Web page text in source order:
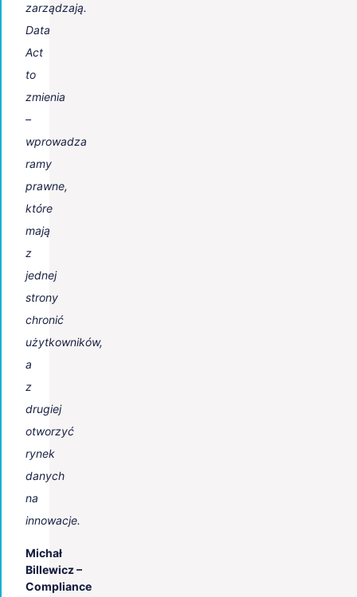
zarządzają.
Data
Act
to
zmienia
–
wprowadza
ramy
prawne,
które
mają
z
jednej
strony
chronić
użytkowników,
a
z
drugiej
otworzyć
rynek
danych
na
innowacje.
Michał
Billewicz –
Compliance